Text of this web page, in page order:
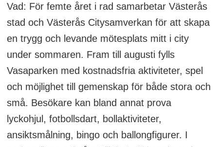
Vad: För femte året i rad samarbetar Västerås
stad och Västerås Citysamverkan för att skapa
en trygg och levande mötesplats mitt i city
under sommaren. Fram till augusti fylls
Vasaparken med kostnadsfria aktiviteter, spel
och möjlighet till gemenskap för både stora och
små. Besökare kan bland annat prova
lyckohjul, fotbollsdart, bollaktiviteter,
ansiktsmålning, bingo och ballongfigurer. I